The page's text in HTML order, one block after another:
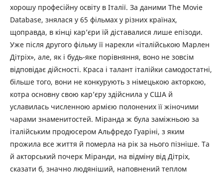
хорошу професійну освіту в Італії. За даними The Movie
Database, знялася у 65 фільмах у різних країнах,
щоправда, в кінці кар’єри їй діставалися лише епізоди.
Уже після другого фільму її нарекли «італійською Марлен
Дітріх», але, як і будь-яке порівняння, воно не зовсім
відповідає дійсності. Краса і талант італійки самодостатні,
більше того, вони не конкурують з німецькою акторкою,
котра основну свою кар’єру здійснила у США й
уславилась численною армією полонених її жіночими
чарами знаменитостей. Міранда ж була заміжньою за
італійським продюсером Альфредо Гуаріні, з яким
прожила все життя й померла на рік за нього пізніше. Та
й акторський почерк Міранди, на відміну від Дітріх,
сказати б, значно людяніший, наповнений теплом